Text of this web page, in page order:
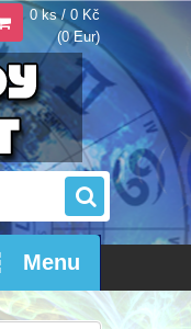
0 ks / 0 Kč
(0 Eur)
Menu